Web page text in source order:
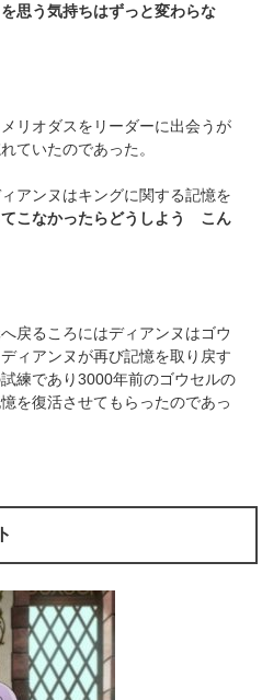
思う気持ちはずっと変わらな
リオダスをリーダーに出会うが
ていたのであった。
アンヌはキングに関する記憶を
てこなかったらどうしよう こん
戻るころにはディアンヌはゴウ
ィアンヌが再び記憶を取り戻す
練であり3000年前のゴウセルの
を復活させてもらったのであっ